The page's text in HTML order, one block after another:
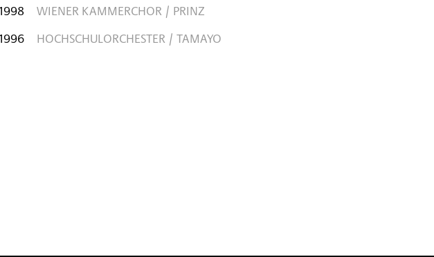
WIENER KAMMERCHOR / PRINZ
HOCHSCHULORCHESTER / TAMAYO